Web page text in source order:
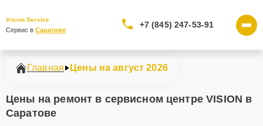
Vision Service
Сервис в Саратове
+7 (845) 247-53-91
Главная Цены на август 2026
Цены на ремонт в сервисном центре VISION в
Саратове